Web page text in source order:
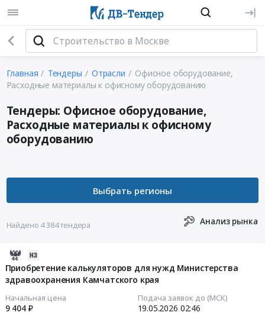
Главная Тендеры Отрасли
Офисное оборудование,
Расходные материалы к офисному оборудованию
Тендеры: Офисное оборудование,
Расходные материалы к офисному
оборудованию
Найдено 4 384 тендера Анализ рынка
Приобретение калькуляторов для нужд Министерства
здравоохранения Камчатского края
Начальная цена
9 404 ₽
Подача заявок до (МСК)
19.05.2026 02:46